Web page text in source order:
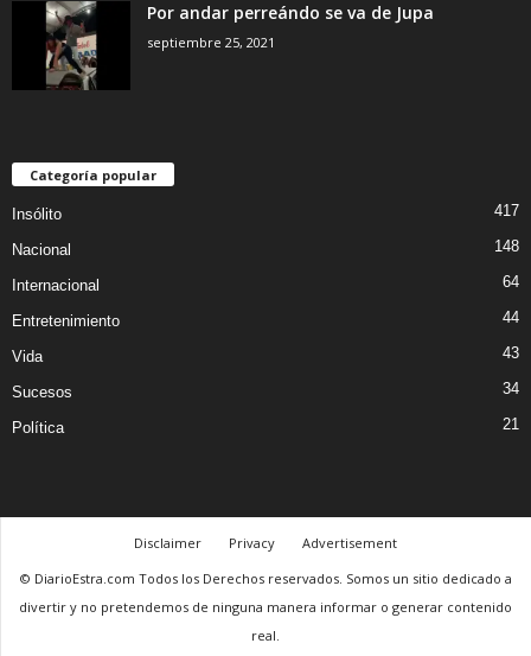
Por andar perreándo se va de Jupa
septiembre 25, 2021
Categoría popular
Insólito 417
Nacional 148
Internacional 64
Entretenimiento 44
Vida 43
Sucesos 34
Política 21
Disclaimer Privacy
Advertisement
© DiarioEstra.com Todos los Derechos reservados. Somos un sitio dedicado a
divertir y no pretendemos de ninguna manera informar o generar contenido
real.